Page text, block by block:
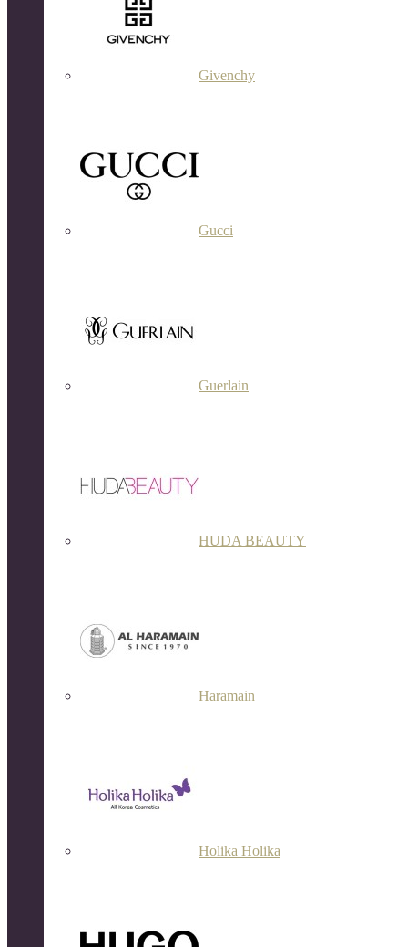
Givenchy
Gucci
Guerlain
HUDA BEAUTY
Haramain
Holika Holika